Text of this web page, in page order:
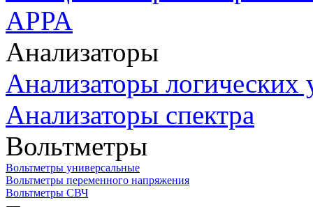
APPA
Анализаторы
Анализаторы логических
Анализаторы спектра
Вольтметры
Вольтметры универсальные
Вольтметры переменного напряжения
Вольтметры СВЧ